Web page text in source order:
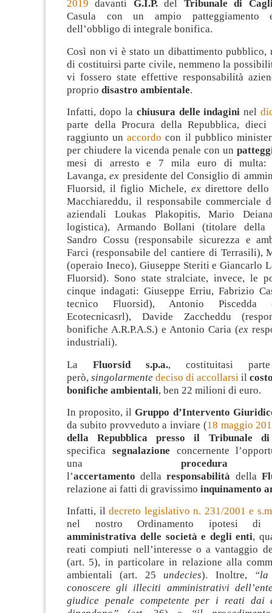
2019 davanti G.I.P.del Tribunale di
Casula con un ampio patteggiamento
dell’obbligo di integrale bonifica.
Così non vi è stato un dibattimento pubblico,
di costituirsi parte civile, nemmeno la
vi fossero state effettive responsabilità
proprio disastro ambientale.
Infatti, dopo la chiusura delle indagini nel
parte della Procura della Repubblica, dieci
raggiunto unaccordo con il pubblico
per chiudere la vicenda penale con un
mesi di arresto e 7 mila euro di multa:
Lavanga,ex presidente del Consiglio di
Fluorsid, il figlio Michele, exdirettore dello
Macchiareddu, il responsabile commerciale
aziendali Loukas Plakopitis, Mario
logistica), Armando Bollani (titolare della
Sandro Cossu (responsabile sicurezza e
Farci (responsabile del cantiere di Terrasili),
(operaio Ineco), Giuseppe Steriti e Giancarlo
Fluorsid). Sono state stralciate, invece, le
cinque indagati: Giuseppe Erriu, Fabrizio
tecnico Fluorsid), Antonio Piscedda
Ecotecnicasrl), Davide Zaccheddu
bonifiche A.R.P.A.S.) e Antonio Caria (ex
industriali).
La Fluorsid s.p.a., costituitasi
però, singolarmente deciso di accollarsi il
bonifiche ambientali, ben 22 milioni di euro.
In proposito, ilGruppo d’Intervento
da subito provveduto a inviare (18 maggio
della Repubblica presso il Tribunale
specifica segnalazione concernente
una procedura
l’accertamentodellaresponsabilità della
relazione ai fatti di gravissimo inquinamento
Infatti, ildecreto legislativo n. 231/2001 e
nel nostro Ordinamento ipotesi
amministrativa delle società e degli enti,
reati compiuti nell’interesse o a vantaggio
(art. 5), in particolare in relazione alla
ambientali (art. 25undecies). Inoltre, “la
conoscere gli illeciti amministrativi
giudice penale competente per i reati dai